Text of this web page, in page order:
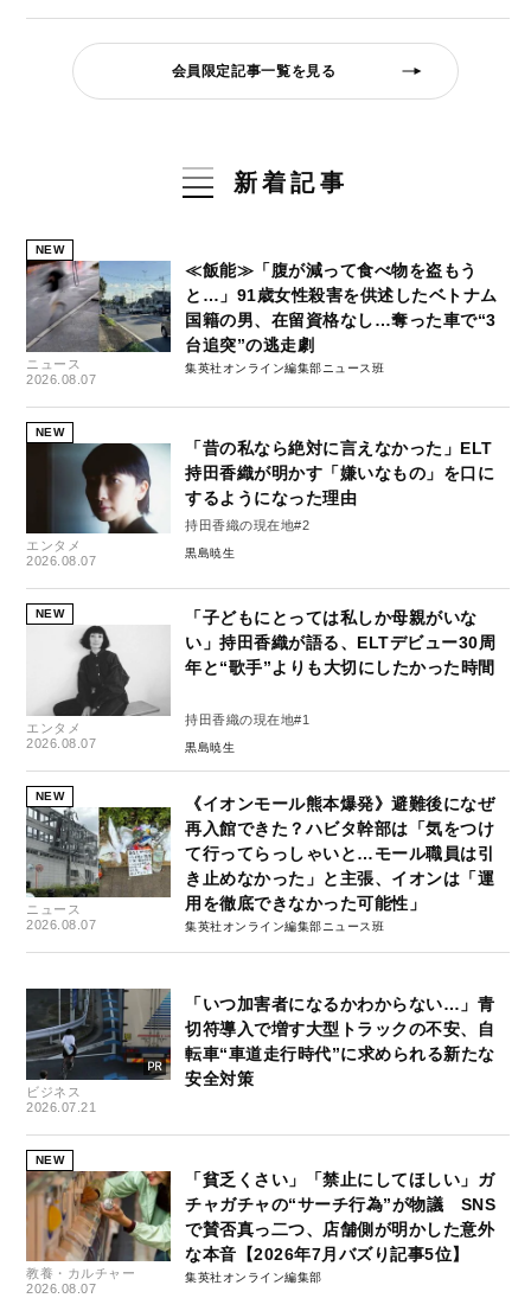
会員限定記事一覧を見る
新着記事
NEW
ニュース
2026.08.07
≪飯能≫「腹が減って食べ物を盗もう
と…」91歳女性殺害を供述したベトナム
国籍の男、在留資格なし…奪った車で“3
台追突”の逃走劇
集英社オンライン編集部ニュース班
NEW
エンタメ
2026.08.07
「昔の私なら絶対に言えなかった」ELT
持田香織が明かす「嫌いなもの」を口に
するようになった理由
持田香織の現在地#2
黒島暁生
NEW
エンタメ
2026.08.07
「子どもにとっては私しか母親がいな
い」持田香織が語る、ELTデビュー30周
年と“歌手”よりも大切にしたかった時間
持田香織の現在地#1
黒島暁生
NEW
ニュース
2026.08.07
《イオンモール熊本爆発》避難後になぜ
再入館できた？ハビタ幹部は「気をつけ
て行ってらっしゃいと…モール職員は引
き止めなかった」と主張、イオンは「運
用を徹底できなかった可能性」
集英社オンライン編集部ニュース班
ビジネス
2026.07.21
「いつ加害者になるかわからない…」青
切符導入で増す大型トラックの不安、自
転車“車道走行時代”に求められる新たな
安全対策
NEW
教養・カルチャー
2026.08.07
「貧乏くさい」「禁止にしてほしい」ガ
チャガチャの“サーチ行為”が物議 SNS
で賛否真っ二つ、店舗側が明かした意外
な本音【2026年7月バズり記事5位】
集英社オンライン編集部